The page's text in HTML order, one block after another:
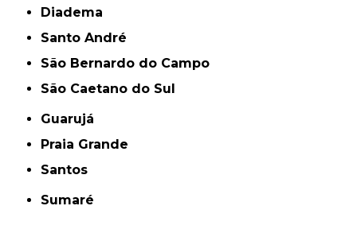
Diadema
Santo André
São Bernardo do Campo
São Caetano do Sul
Guarujá
Praia Grande
Santos
Sumaré